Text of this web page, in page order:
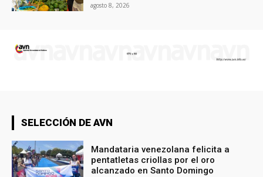
agosto 8, 2026
SELECCIÓN DE AVN
Mandataria venezolana felicita a
pentatletas criollas por el oro
alcanzado en Santo Domingo